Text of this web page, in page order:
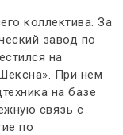
коллектива. За
завод по
на
При нем
на базе
связь с
по